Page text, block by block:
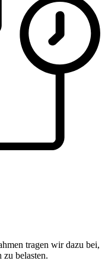
tragen wir dazu bei,
belasten.